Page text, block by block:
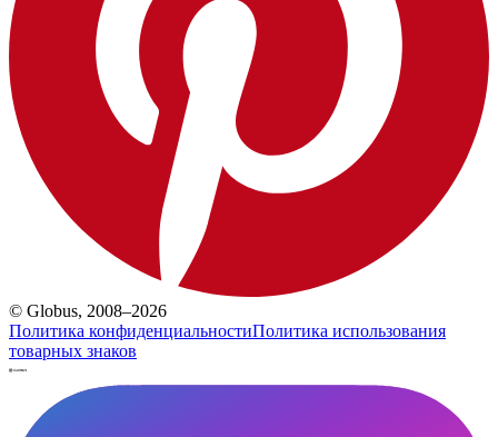
© Globus, 2008–2026
Политика конфиденциальностиПолитика использования
товарных знаков